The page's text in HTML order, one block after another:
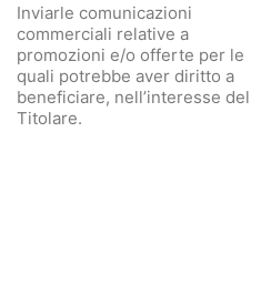
Inviarle comunicazioni
commerciali relative a
promozioni e/o offerte per le
quali potrebbe aver diritto a
beneficiare, nell’interesse del
Titolare.